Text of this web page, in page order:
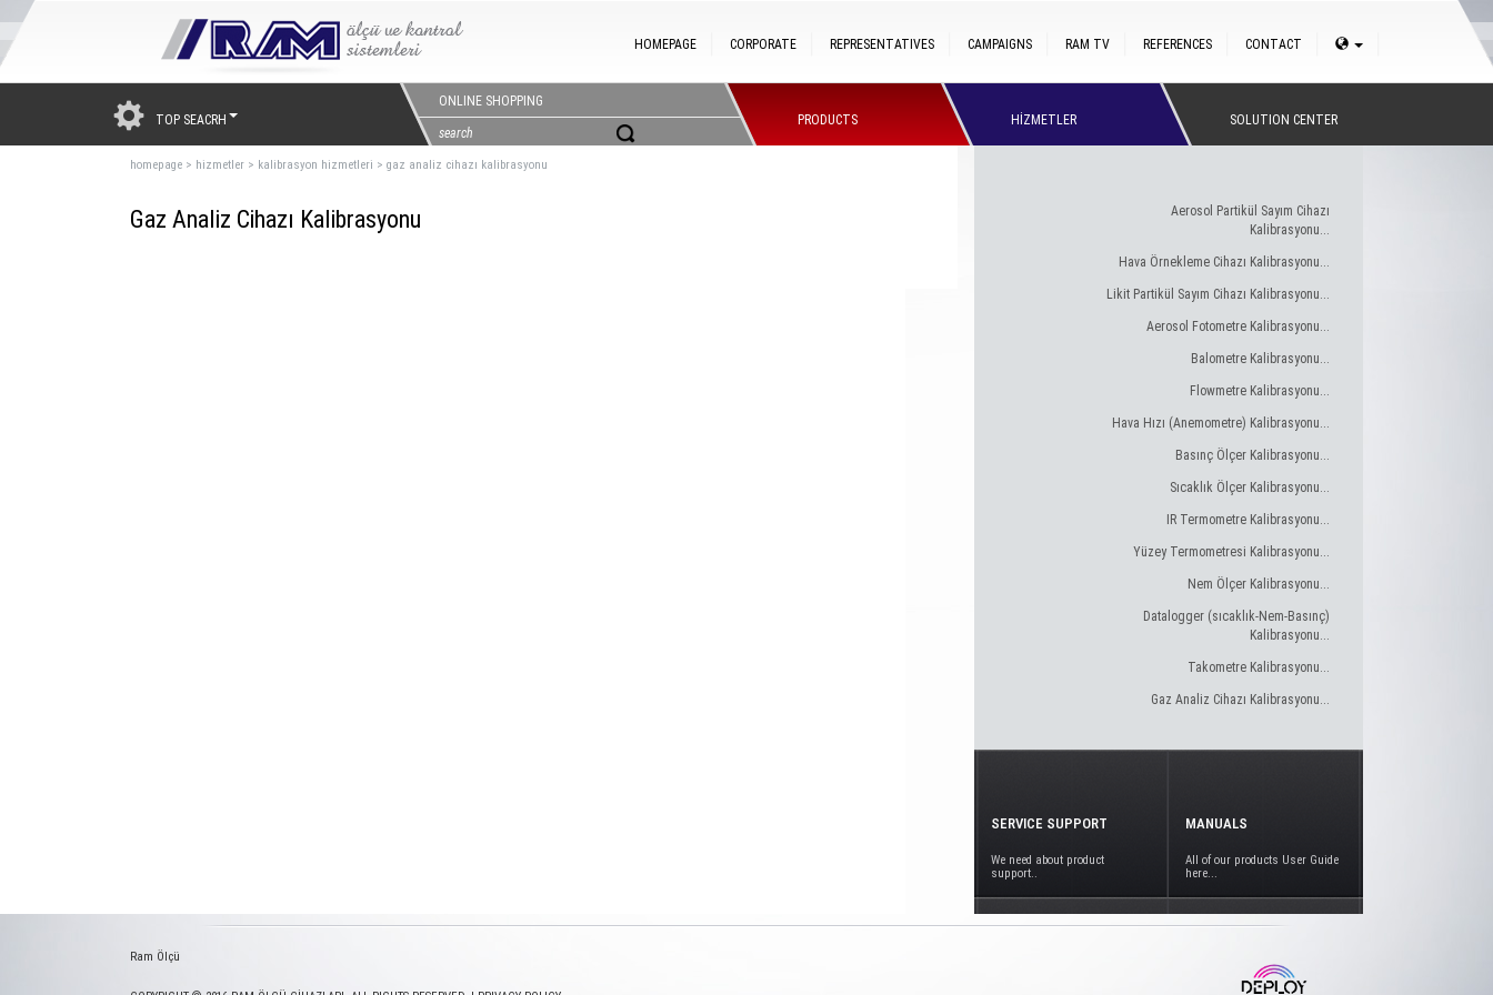
CONTACT
REFERENCES
RAM TV
CAMPAIGNS
REPRESENTATIVES
CORPORATE
HOMEPAGE
TOP SEACRH
ONLINE SHOPPING
PRODUCTS
HİZMETLER SOLUTION CENTER
homepage > hizmetler > kalibrasyon hizmetleri > gaz analiz cihazı kalibrasyonu
Gaz Analiz Cihazı Kalibrasyonu
Aerosol Partikül Sayım Cihazı
Kalibrasyonu...
Hava Örnekleme Cihazı Kalibrasyonu...
Likit Partikül Sayım Cihazı Kalibrasyonu...
Aerosol Fotometre Kalibrasyonu...
Balometre Kalibrasyonu...
Flowmetre Kalibrasyonu...
Hava Hızı (Anemometre) Kalibrasyonu...
Basınç Ölçer Kalibrasyonu...
Sıcaklık Ölçer Kalibrasyonu...
IR Termometre Kalibrasyonu...
Yüzey Termometresi Kalibrasyonu...
Nem Ölçer Kalibrasyonu...
Datalogger (sıcaklık-Nem-Basınç)
Kalibrasyonu...
Takometre Kalibrasyonu...
Gaz Analiz Cihazı Kalibrasyonu...
SERVICE SUPPORT
We need about product
support..
MANUALS
All of our products User Guide
here...
Ram Ölçü
www.deploy.com.tr